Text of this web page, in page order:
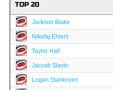
TOP 20
Jackson Blake
Nikolaj Ehlers
Taylor Hall
Jaccob Slavin
Logan Stankoven